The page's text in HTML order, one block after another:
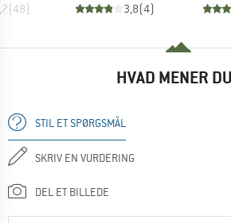
(48) 3,8(4)
HVAD MENER
STIL ET SPØRGSMÅL
SKRIV EN VURDERING
DEL ET BILLEDE